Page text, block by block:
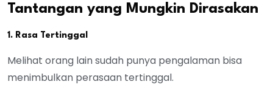
Tantangan yang Mungkin Dirasakan
1. Rasa Tertinggal
Melihat orang lain sudah punya pengalaman bisa
menimbulkan perasaan tertinggal.